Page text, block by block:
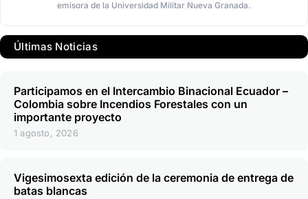
emisora de la Universidad Militar Nueva Granada.
Últimas Noticias
Participamos en el Intercambio Binacional Ecuador –
Colombia sobre Incendios Forestales con un
importante proyecto
1 agosto, 2026
Vigesimosexta edición de la ceremonia de entrega de
batas blancas